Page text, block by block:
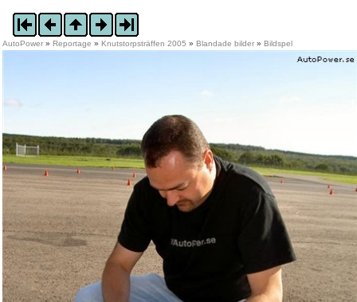
AutoPower » Reportage » Knutstorpsträffen 2005 » Blandade bilder » Bildspel